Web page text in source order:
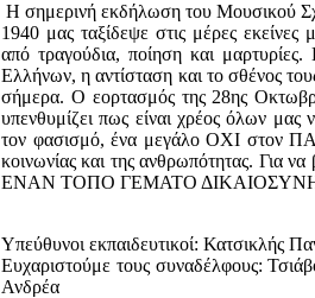
Η σημερινή εκδήλωση του Μουσικού
1940 μας ταξίδεψε στις μέρες
από τραγούδια, ποίηση και μαρτυρίες.
Ελλήνων, η αντίσταση και το σθένος
σήμερα. Ο εορτασμός της 28ης
υπενθυμίζει πως είναι χρέος όλων
τον φασισμό, ένα μεγάλο ΟΧΙ
κοινωνίας και της ανθρωπότητας. Για
ΕΝΑΝ ΤΟΠΟ ΓΕΜΑΤΟ
Υπεύθυνοι εκπαιδευτικοί: Κατσικλής
Ευχαριστούμε τους συναδέλφους:
Ανδρέα